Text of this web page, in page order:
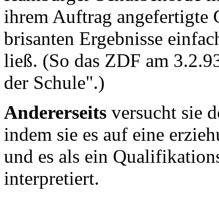
ihrem Auftrag angefertigte
brisanten Ergebnisse
ließ. (So das ZDF am
der Schule".)
Andererseits versucht sie
indem sie es auf eine
und es als ein
interpretiert.